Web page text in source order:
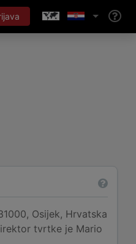
Osijek, Hrvatska
tvrtke je Mario